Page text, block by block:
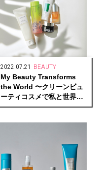
2022.07.21 BEAUTY
My Beauty Transforms
the World 〜クリーンビュ
ーティコスメで私と世界を
トランスフォーム〜